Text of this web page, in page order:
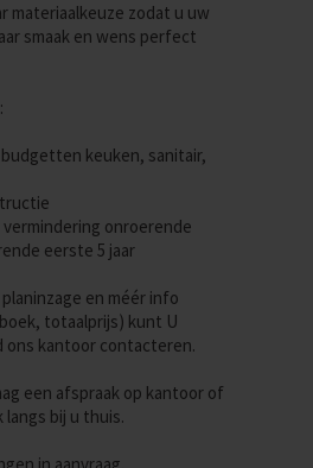
materiaalkeuze zodat u uw
smaak en wens perfect
keuken, sanitair,
onroerende
eerste 5 jaar
en méér info
totaalprijs) kunt U
ons kantoor contacteren.
een afspraak op kantoor of
langs bij u thuis.